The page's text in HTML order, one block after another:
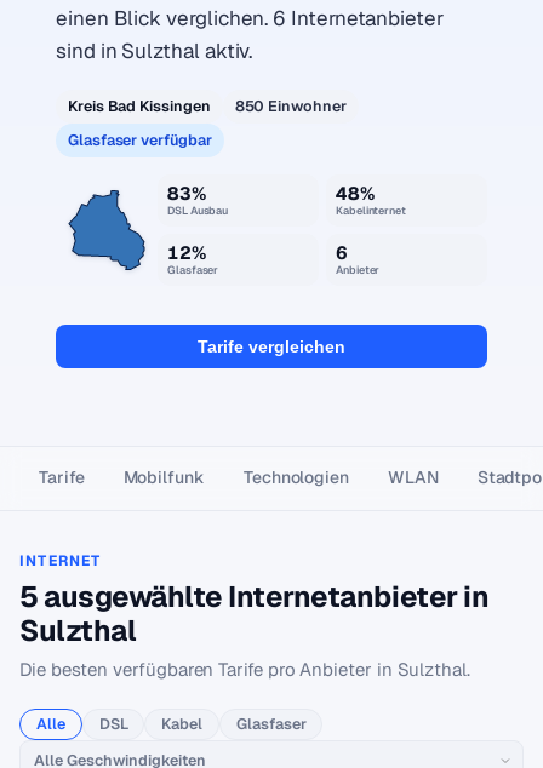
einen Blick verglichen. 6 Internetanbieter
sind in Sulzthal aktiv.
Kreis Bad Kissingen
850 Einwohner
Glasfaser verfügbar
83%
DSL Ausbau
48%
Kabelinternet
12%
Glasfaser
6
Anbieter
Tarife vergleichen
Tarife Mobilfunk Technologien WLAN
INTERNET
5 ausgewählte Internetanbieter in
Sulzthal
Die besten verfügbaren Tarife pro Anbieter in Sulzthal.
Alle DSL Kabel Glasfaser